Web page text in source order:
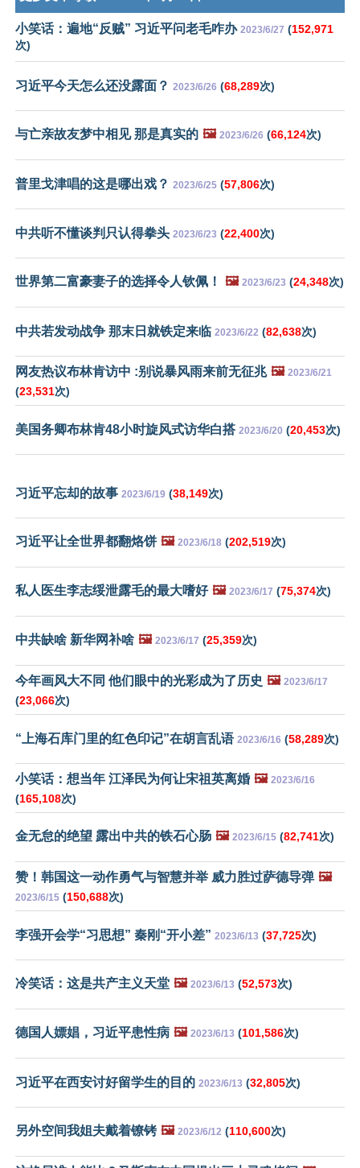
小笑话：遍地“反贼” 习近平问老毛咋办 2023/6/27 (152,971
次)
习近平今天怎么还没露面？ 2023/6/26 (68,289次)
与亡亲故友梦中相见 那是真实的 🖼️ 2023/6/26 (66,124次)
普里戈津唱的这是哪出戏？ 2023/6/25 (57,806次)
中共听不懂谈判只认得拳头 2023/6/23 (22,400次)
世界第二富豪妻子的选择令人钦佩！ 🖼️ 2023/6/23 (24,348次)
中共若发动战争 那末日就铁定来临 2023/6/22 (82,638次)
网友热议布林肯访中 :别说暴风雨来前无征兆 🖼️ 2023/6/21
(23,531次)
美国务卿布林肯48小时旋风式访华白搭 2023/6/20 (20,453次)
习近平忘却的故事 2023/6/19 (38,149次)
习近平让全世界都翻烙饼 🖼️ 2023/6/18 (202,519次)
私人医生李志绥泄露毛的最大嗜好 🖼️ 2023/6/17 (75,374次)
中共缺啥 新华网补啥 🖼️ 2023/6/17 (25,359次)
今年画风大不同 他们眼中的光彩成为了历史 🖼️ 2023/6/17
(23,066次)
“上海石库门里的红色印记”在胡言乱语 2023/6/16 (58,289次)
小笑话：想当年 江泽民为何让宋祖英离婚 🖼️ 2023/6/16
(165,108次)
金无怠的绝望 露出中共的铁石心肠 🖼️ 2023/6/15 (82,741次)
赞！韩国这一动作勇气与智慧并举 威力胜过萨德导弹 🖼️
2023/6/15 (150,688次)
李强开会学“习思想” 秦刚“开小差” 2023/6/13 (37,725次)
冷笑话：这是共产主义天堂 🖼️ 2023/6/13 (52,573次)
德国人嫖娼，习近平患性病 🖼️ 2023/6/13 (101,586次)
习近平在西安讨好留学生的目的 2023/6/13 (32,805次)
另外空间我姐夫戴着镣铐 🖼️ 2023/6/12 (110,600次)